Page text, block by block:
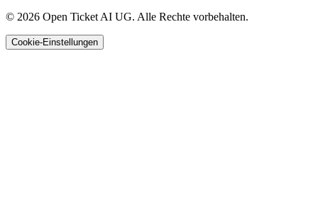
© 2026 Open Ticket AI UG. Alle Rechte vorbehalten.
Cookie-Einstellungen